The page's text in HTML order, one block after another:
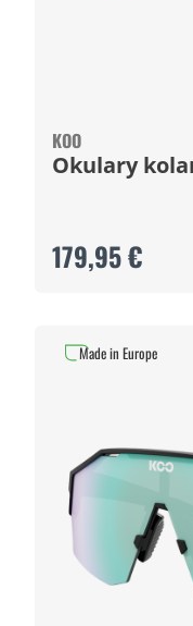
KOO
Okulary
179,95 €
Made in Europe